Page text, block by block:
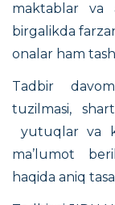
maktablar va
birgalikda
onalar ham
Tadbir
tuzilmasi,
yutuqlar va
ma’lumot
haqida aniq